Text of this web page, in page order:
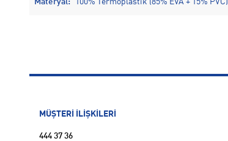
Materyal: 100% Termoplastik (85% EVA + 15% PVC)
MÜŞTERİ İLİŞKİLERİ
444 37 36